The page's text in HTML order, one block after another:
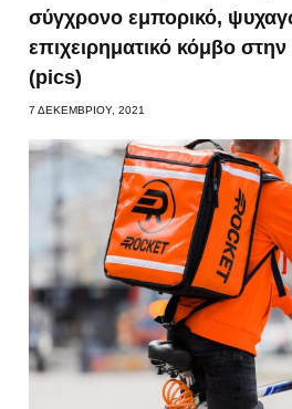
σύγχρονο εμπορικό,
επιχειρηματικό κόμβο
(pics)
7 ΔΕΚΕΜΒΡΊΟΥ, 2021